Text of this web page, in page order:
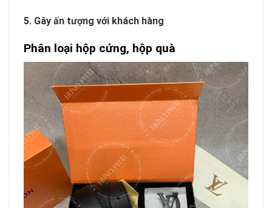
5. Gây ấn tượng với khách hàng
Phân loại hộp cứng, hộp quà